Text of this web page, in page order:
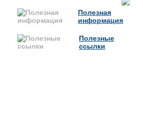
Полезная
информация
Полезные
ссылки